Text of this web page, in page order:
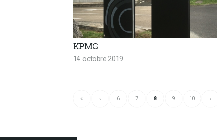
KPMG
14 octobre 2019
« ‹ 6 7 8 9 10 ›